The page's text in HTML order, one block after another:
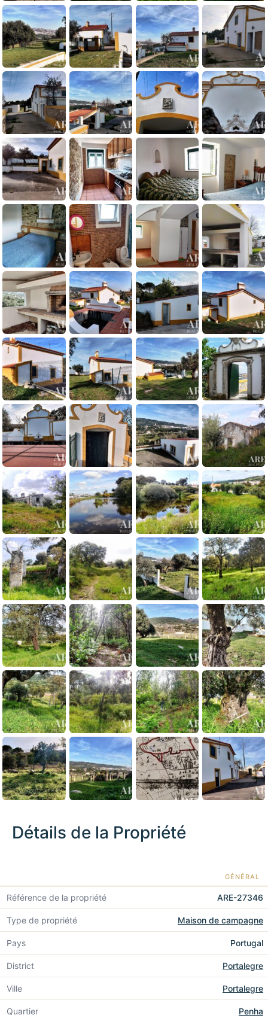
Détails de la Propriété
GÉNÉRAL
Référence de la propriété ARE-27346
Type de propriété Maison de campagne
Pays Portugal
District Portalegre
Ville Portalegre
Quartier Penha